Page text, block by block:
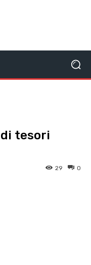
di tesori
0
29